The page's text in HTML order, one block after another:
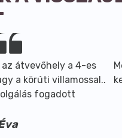
átvevőhely a 4-es
a körúti villamossal..
fogadott